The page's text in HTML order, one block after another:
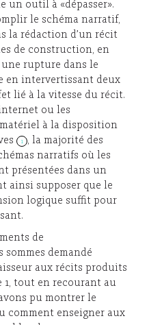
un outil à «dépasser».
le schéma narratif,
la rédaction d’un récit
de construction, en
rupture dans le
en intervertissant deux
lié à la vitesse du récit.
ou les
à la disposition
1
, la majorité des
narratifs où les
présentées dans un
ainsi supposer que le
logique suffit pour
de
demandé
aux récits produits
1, tout en recourant au
pu montrer le
comment enseigner aux